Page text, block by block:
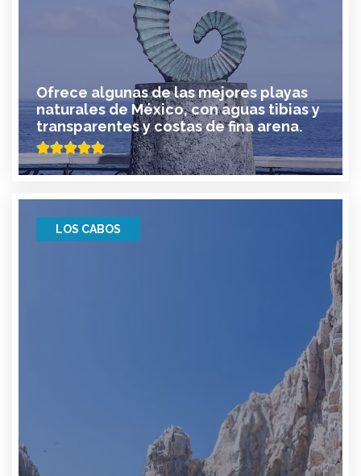
Ofrece algunas de las mejores playas
naturales de México, con aguas tibias y
transparentes y costas de fina arena.
LOS CABOS